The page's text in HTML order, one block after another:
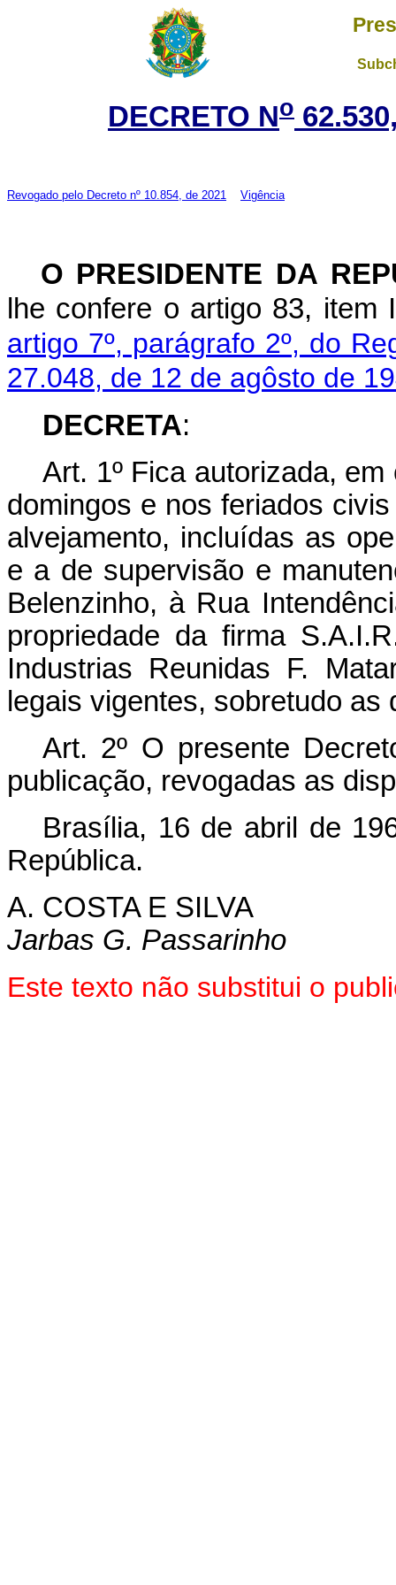
DECRETO No
Revogado pelo Decreto nº 10.854, de 2021 Vigência
O PRESIDENTE DA
lhe confere o artigo 83,
artigo 7º, parágrafo 2º, do
27.048, de 12 de agôsto de
DECRETA:
Art. 1º Fica autorizada,
domingos e nos feriados
alvejamento, incluídas as
e a de supervisão e
Belenzinho, à Rua
propriedade da firma
Industrias Reunidas F.
legais vigentes, sobretudo
Art. 2º O presente
publicação, revogadas as
Brasília, 16 de abril de
República.
A. COSTA E SILVA
Jarbas G. Passarinho
Este texto não substitui o